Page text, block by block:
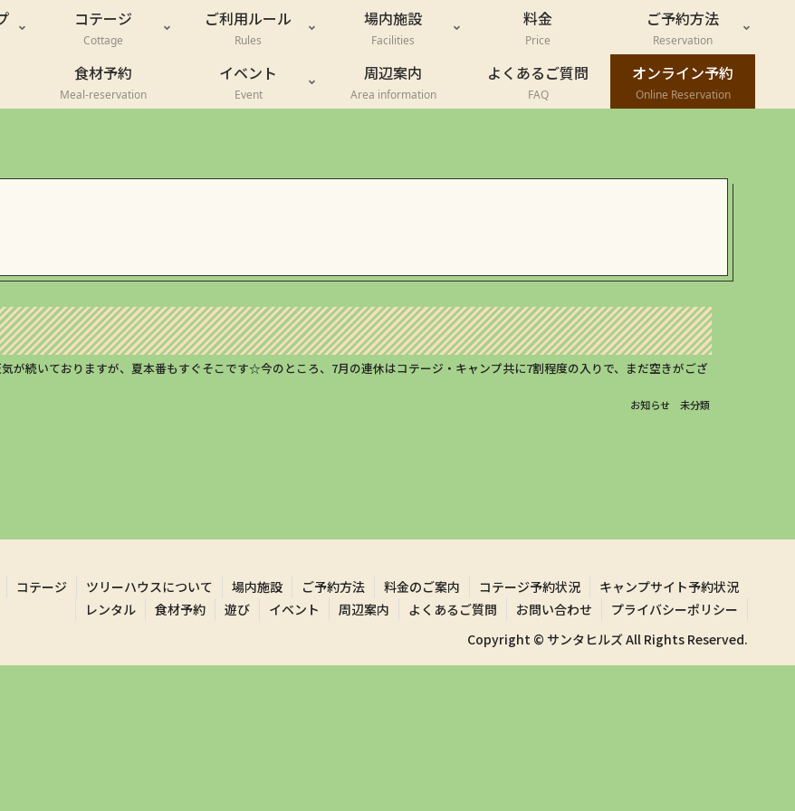
コテージ
Cottage
ご利用ルール
Rules
場内施設
Facilities
料金
Price
ご予約方法
Reservation
食材予約
Meal-reservation
イベント
Event
周辺案内
Area information
よくあるご質問
FAQ
オンライン予約
Online Reservation
が続いておりますが、夏本番もすぐそこです☆今のところ、7月の連休はコテージ・キャンプ共に7割程度の入りで、まだ空きがござ
お知らせ 未分類
コテージ ツリーハウスについて 場内施設 ご予約方法 料金のご案内 コテージ予約状況
キャンプサイト予約状況
レンタル
食材予約 遊び イベント 周辺案内 よくあるご質問 お問い合わせ
プライバシーポリシー
Copyright © サンタヒルズ All Rights Reserved.